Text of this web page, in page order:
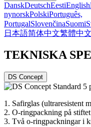
DanskDeutschEestiEnglish
nynorskPolskiPortuguês,
PortugalSlovenčinaSuomi
日本語简体中文繁體中文
TEKNISKA
DS Concept
1. Safirglas (ultraresistent
2. O-ringpackning på stiftet
3. Två o-ringpackningar i